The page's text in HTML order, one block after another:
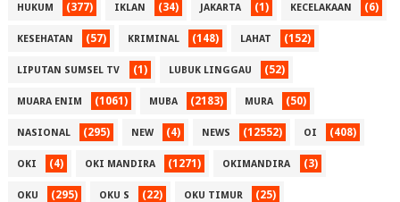
HUKUM (377) IKLAN (34) JAKARTA (1) KECELAKAAN (6)
KESEHATAN (57) KRIMINAL (148) LAHAT (152)
LIPUTAN SUMSEL TV (1) LUBUK LINGGAU (52)
MUARA ENIM (1061) MUBA (2183) MURA (50)
NASIONAL (295) NEW (4) NEWS (12552) OI (408)
OKI (4) OKI MANDIRA (1271) OKIMANDIRA (3)
OKU (295) OKU S (22) OKU TIMUR (25)